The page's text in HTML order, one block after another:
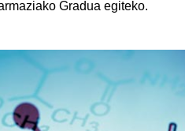
Gradua egiteko.